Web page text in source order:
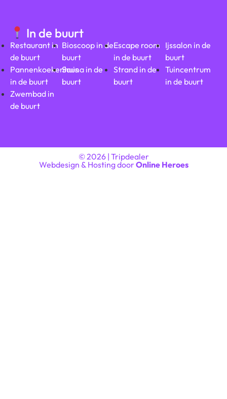
In de buurt
Restaurant in
de buurt
Pannenkoekenhuis
in de buurt
Zwembad in
de buurt
Bioscoop in de
buurt
Sauna in de
buurt
Escape room
in de buurt
Strand in de
buurt
Ijssalon in de
buurt
Tuincentrum
in de buurt
© 2026 | Tripdealer
Webdesign & Hosting doorOnline Heroes